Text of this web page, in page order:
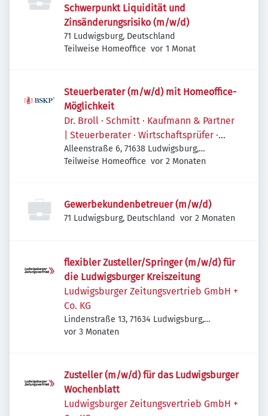
Schwerpunkt Liquidität und
Zinsänderungsrisiko (m/w/d)
71 Ludwigsburg, Deutschland
Teilweise Homeoffice Veröffentlicht
vor 1 Monat
Steuerberater (m/w/d) mit Homeoffice-
Möglichkeit
Dr. Broll · Schmitt · Kaufmann & Partner
| Steuerberater · Wirtschaftsprüfer ·
Rechtsanwälte
Alleenstraße 6, 71638 Ludwigsburg,
Deutschland
Teilweise Homeoffice Veröffentlicht:
vor 2 Monaten
Gewerbekundenbetreuer (m/w/d)
71 Ludwigsburg, Deutschland Veröffentlicht:
vor 2 Monaten
flexibler Zusteller/Springer (m/w/d) für
die Ludwigsburger Kreiszeitung
Ludwigsburger Zeitungsvertrieb GmbH +
Co. KG
Lindenstraße 13, 71634 Ludwigsburg,
Deutschland
Veröffentlicht:
vor 3 Monaten
Zusteller (m/w/d) für das Ludwigsburger
Wochenblatt
Ludwigsburger Zeitungsvertrieb GmbH +